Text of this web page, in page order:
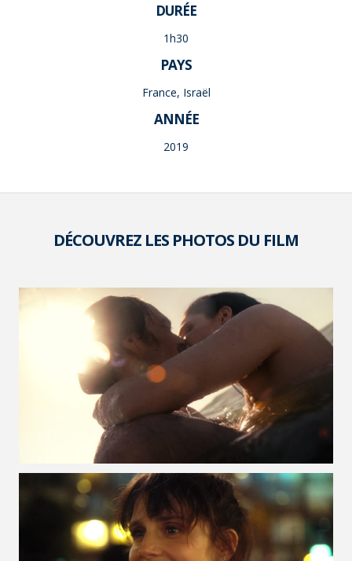
DURÉE
1h30
PAYS
France, Israël
ANNÉE
2019
DÉCOUVREZ LES PHOTOS DU FILM
VOIR LA PHOTO EN GRAND FORMAT